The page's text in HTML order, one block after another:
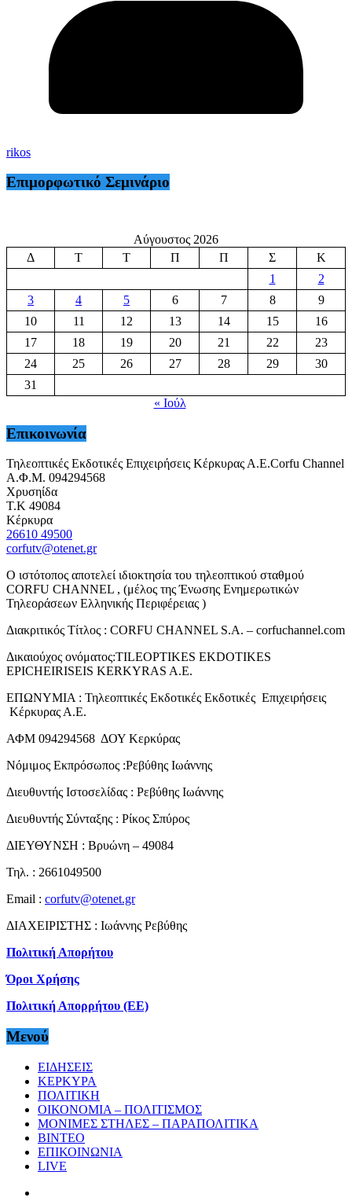
rikos
Επιμορφωτικό Σεμινάριο
Αύγουστος 2026
Δ
Τ Τ Π Π Σ
Κ
1
2
3
4 5 6 7 8
9
10
11 12 13 14 15
16
17
18 19 20 21 22
23
24
25 26 27 28 29
30
31
« Ιούλ
Επικοινωνία
Τηλεοπτικές Εκδοτικές Επιχειρήσεις Κέρκυρας Α.Ε.Corfu Channel
Α.Φ.Μ. 094294568
Χρυσηίδα
Τ.Κ 49084
Κέρκυρα
26610 49500
corfutv@otenet.gr
Ο ιστότοπος αποτελεί ιδιοκτησία του τηλεοπτικού σταθμού
CORFU CHANNEL , (μέλος της Ένωσης Ενημερωτικών
Τηλεοράσεων Ελληνικής Περιφέρειας )
Διακριτικός Τίτλος : CORFU CHANNEL S.A. – corfuchannel.com
Δικαιούχος ονόματος:TILEOPTIKES EKDOTIKES
EPICHEIRISEIS KERKYRAS A.E.
ΕΠΩΝΥΜΙΑ : Τηλεοπτικές Εκδοτικές Εκδοτικές Επιχειρήσεις
Κέρκυρας Α.Ε.
ΑΦΜ 094294568 ΔΟΥ Κερκύρας
Νόμιμος Εκπρόσωπος :Ρεβύθης Ιωάννης
Διευθυντής Ιστοσελίδας : Ρεβύθης Ιωάννης
Διευθυντής Σύνταξης : Ρίκος Σπύρος
ΔΙΕΥΘΥΝΣΗ : Βρυώνη – 49084
Τηλ. : 2661049500
Email : corfutv@otenet.gr
ΔΙΑΧΕΙΡΙΣΤΗΣ : Ιωάννης Ρεβύθης
Πολιτική Απορήτου
Όροι Χρήσης
Πολιτική Απορρήτου (ΕΕ)
Μενού
ΕΙΔΗΣΕΙΣ
ΚΕΡΚΥΡΑ
ΠΟΛΙΤΙΚΗ
ΟΙΚΟΝΟΜΙΑ – ΠΟΛΙΤΙΣΜΟΣ
ΜΟΝΙΜΕΣ ΣΤΗΛΕΣ – ΠΑΡΑΠΟΛΙΤΙΚΑ
ΒΙΝΤΕΟ
ΕΠΙΚΟΙΝΩΝΙΑ
LIVE